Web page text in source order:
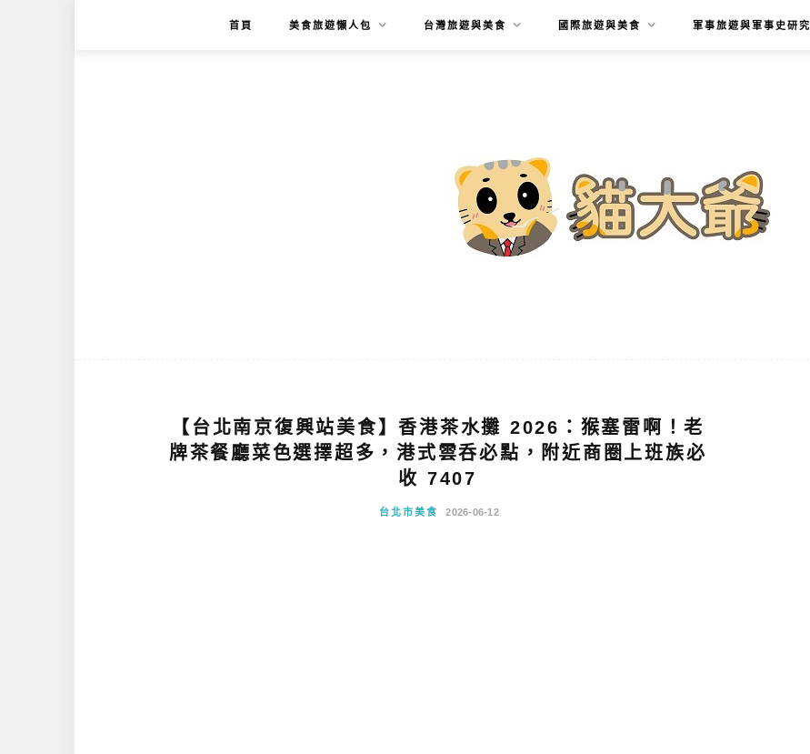
首頁 美食旅遊懶人包 台灣旅遊與美食 國際旅遊與美食 軍事旅遊與軍事史研究
【台北南京復興站美食】香港茶水攤 2026：猴塞雷啊！老
牌茶餐廳菜色選擇超多，港式雲呑必點，附近商圈上班族必
收 7407
台北市美食 2026-06-12